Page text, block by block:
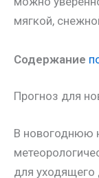
мягкой,
Содержание
Прогноз для
В новогоднюю
для уходящего